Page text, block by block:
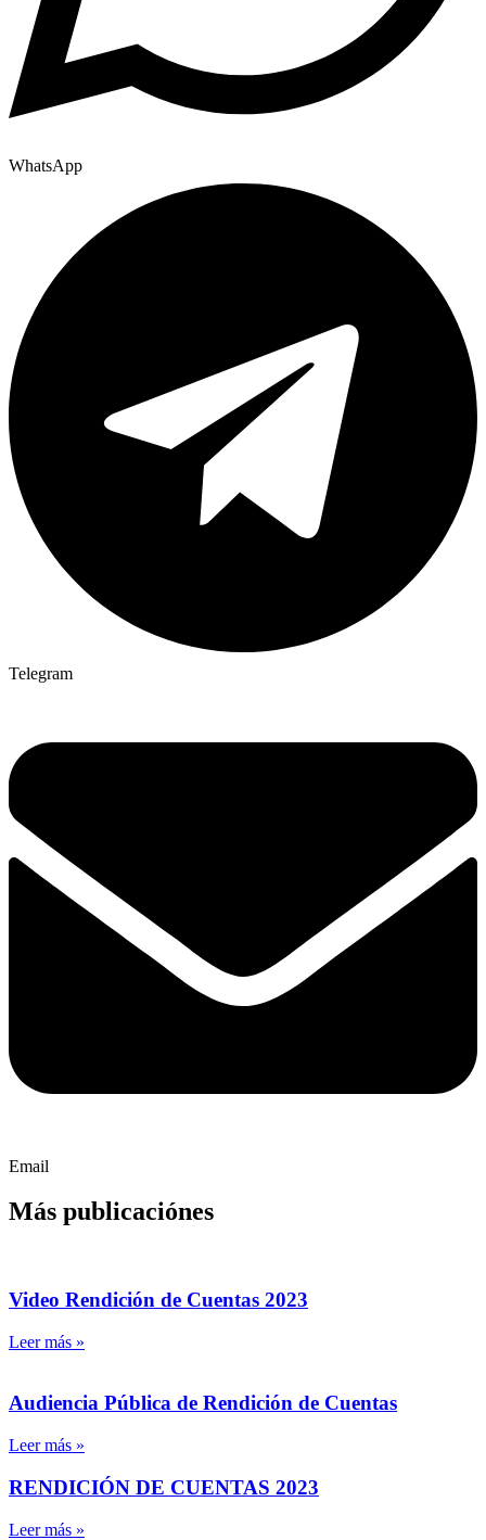
WhatsApp
Telegram
Email
Más publicaciónes
Video Rendición de Cuentas 2023
Leer más »
Audiencia Pública de Rendición de Cuentas
Leer más »
RENDICIÓN DE CUENTAS 2023
Leer más »